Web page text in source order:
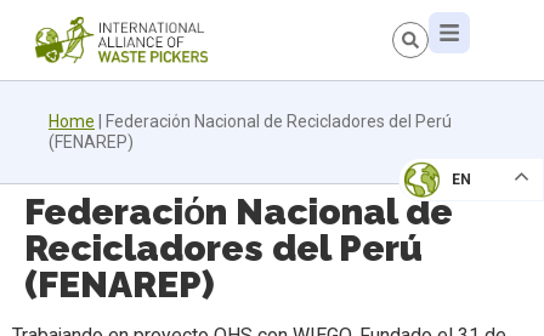
Home
Federaciόn Nacional de Recicladores del Perú
(FENAREP)
EN
Federaciόn Nacional de
Recicladores del Perú
(FENAREP)